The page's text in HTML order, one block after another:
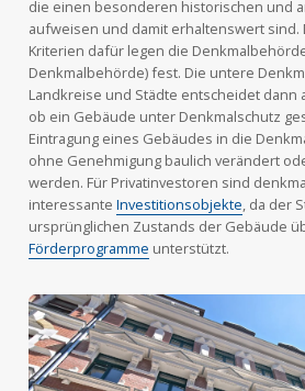
die einen besonderen historischen und
aufweisen und damit erhaltenswert sind.
Kriterien dafür legen die
Denkmalbehörde) fest. Die untere
Landkreise und Städte entscheidet dann
ob ein Gebäude unter Denkmalschutz
Eintragung eines Gebäudes in die
ohne Genehmigung baulich verändert
werden. Für Privatinvestoren sind
interessante Investitionsobjekte, da der
ursprünglichen Zustands der Gebäude
Förderprogramme unterstützt.